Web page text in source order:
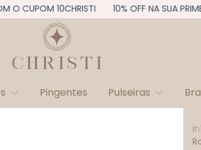
10CHRISTI 10% OFF NA SUA
Pingentes Pulseiras